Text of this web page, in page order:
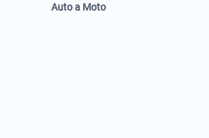
Auto a Moto